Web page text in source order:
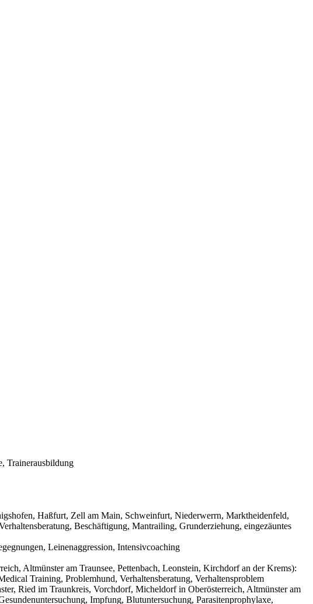
Trainerausbildung
Haßfurt, Zell am Main, Schweinfurt, Niederwerrn, Marktheidenfeld,
Beschäftigung, Mantrailing, Grunderziehung, eingezäuntes
Leinenaggression, Intensivcoaching
Altmünster am Traunsee, Pettenbach, Leonstein, Kirchdorf an der Krems):
Training, Problemhund, Verhaltensberatung, Verhaltensproblem
Ried im Traunkreis, Vorchdorf, Micheldorf in Oberösterreich, Altmünster am
Impfung, Blutuntersuchung, Parasitenprophylaxe,